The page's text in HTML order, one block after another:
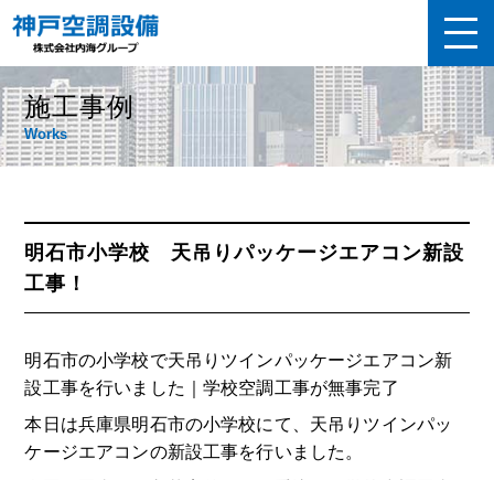
施工事例
Works
明石市小学校 天吊りパッケージエアコン新設
工事！
明石市の小学校で天吊りツインパッケージエアコン新
設工事を行いました｜学校空調工事が無事完了
本日は兵庫県明石市の小学校にて、天吊りツインパッ
ケージエアコンの新設工事を行いました。